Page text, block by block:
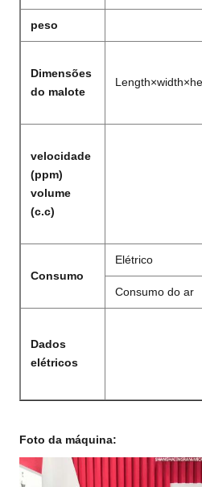
peso
Dimensões
do malote
velocidade
(ppm)
volume
(c.c)
Consumo
Elétrico
Consumo do ar
Dados
elétricos
Foto da máquina: